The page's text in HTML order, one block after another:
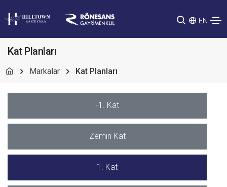
EN
Kat Planları
Markalar Kat Planları
-1. Kat
Zemin Kat
1. Kat